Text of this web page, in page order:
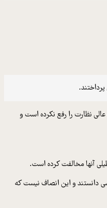
نظارت را رفع نکرده است و
آنها مخالفت کرده است.
دانستند و این انصاف نیست که